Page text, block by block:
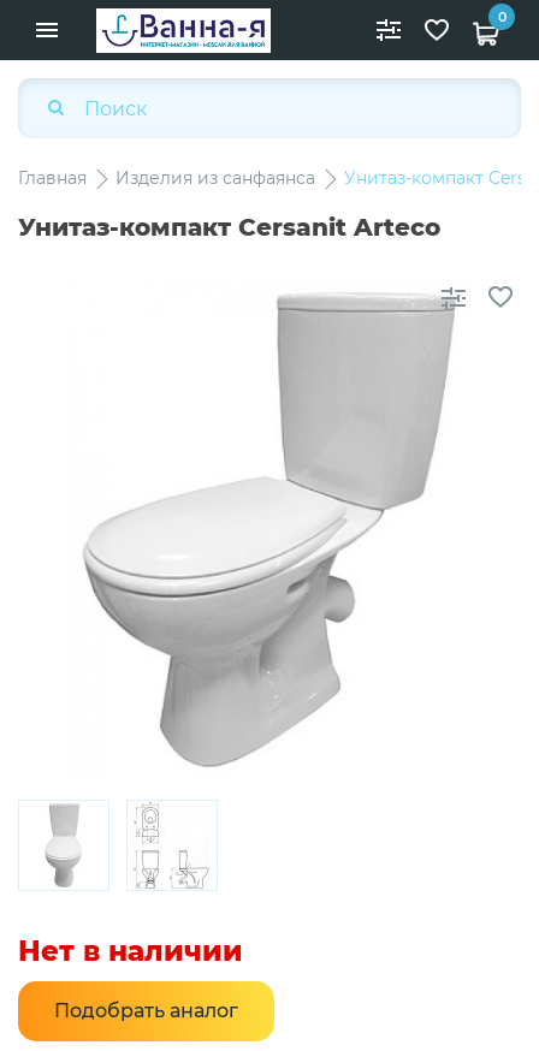
0
Главная Изделия из санфаянса Унитаз-компакт
Унитаз-компакт Cersanit Arteco
Нет в наличии
Подобрать аналог